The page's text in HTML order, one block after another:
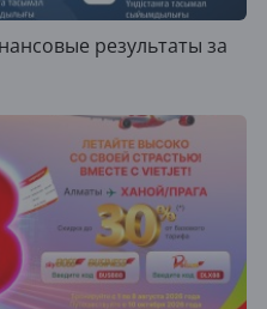
результаты за